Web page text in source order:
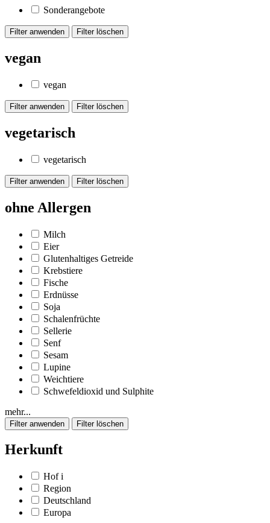
Sonderangebote
vegan
vegan
vegetarisch
vegetarisch
ohne Allergen
Milch
Eier
Glutenhaltiges Getreide
Krebstiere
Fische
Erdnüsse
Soja
Schalenfrüchte
Sellerie
Senf
Sesam
Lupine
Weichtiere
Schwefeldioxid und Sulphite
mehr...
Herkunft
Hof i
Region
Deutschland
Europa